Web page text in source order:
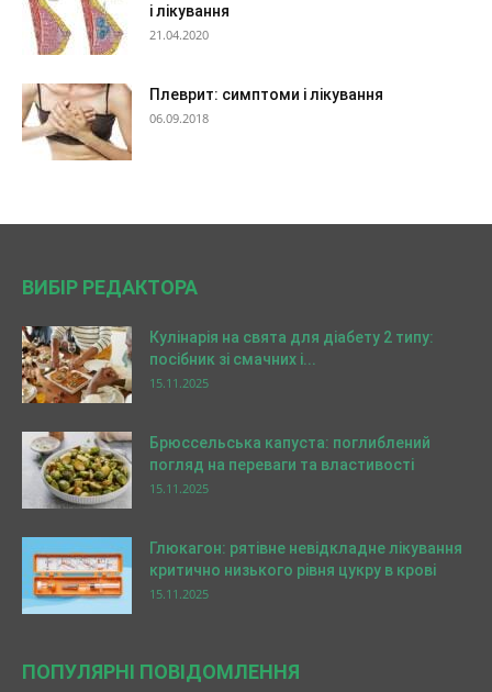
і лікування
21.04.2020
Плеврит: симптоми і лікування
06.09.2018
ВИБІР РЕДАКТОРА
Кулінарія на свята для діабету 2 типу:
посібник зі смачних і...
15.11.2025
Брюссельська капуста: поглиблений
погляд на переваги та властивості
15.11.2025
Глюкагон: рятівне невідкладне лікування
критично низького рівня цукру в крові
15.11.2025
ПОПУЛЯРНІ ПОВІДОМЛЕННЯ